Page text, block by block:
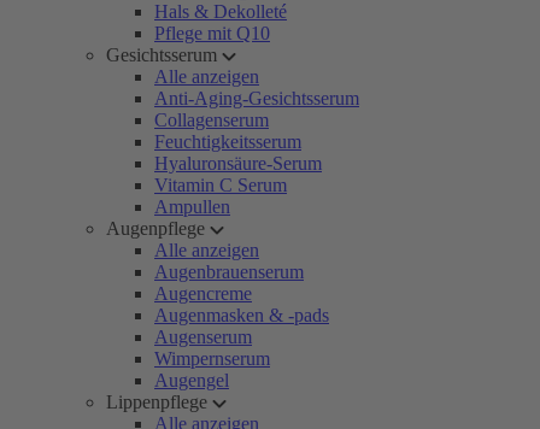
Hals & Dekolleté
Pflege mit Q10
Gesichtsserum
Alle anzeigen
Anti-Aging-Gesichtsserum
Collagenserum
Feuchtigkeitsserum
Hyaluronsäure-Serum
Vitamin C Serum
Ampullen
Augenpflege
Alle anzeigen
Augenbrauenserum
Augencreme
Augenmasken & -pads
Augenserum
Wimpernserum
Augengel
Lippenpflege
Alle anzeigen